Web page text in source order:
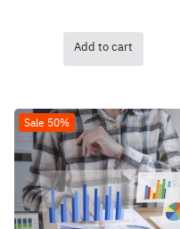
Add to cart
Sale 50%